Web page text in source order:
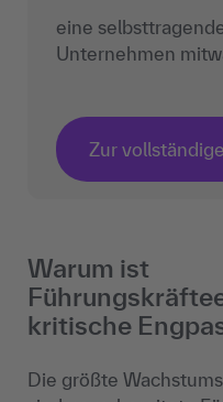
eine
Unternehmen
Zur
Warum ist
kritische
Die größte